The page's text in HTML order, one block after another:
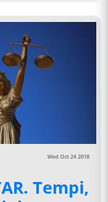
Wed Oct 24 2018
Tempi,